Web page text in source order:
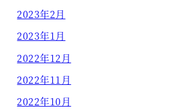
2023年2月
2023年1月
2022年12月
2022年11月
2022年10月